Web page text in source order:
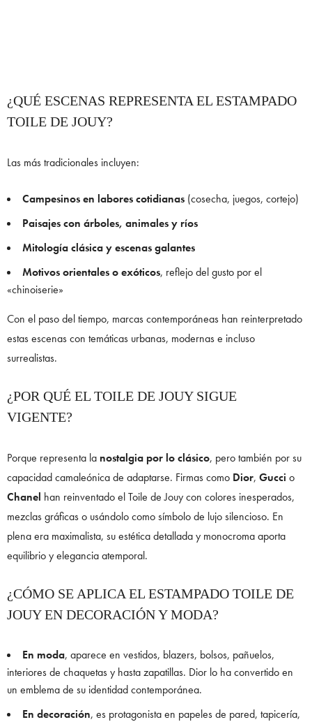
¿QUÉ ESCENAS REPRESENTA EL ESTAMPADO
TOILE DE JOUY?
Las más tradicionales incluyen:
Campesinos en labores cotidianas (cosecha, juegos, cortejo)
Paisajes con árboles, animales y ríos
Mitología clásica y escenas galantes
Motivos orientales o exóticos, reflejo del gusto por el
«chinoiserie»
Con el paso del tiempo, marcas contemporáneas han reinterpretado
estas escenas con temáticas urbanas, modernas e incluso
surrealistas.
¿POR QUÉ EL TOILE DE JOUY SIGUE
VIGENTE?
Porque representa la nostalgia por lo clásico, pero también por su
capacidad camaleónica de adaptarse. Firmas como Dior, Gucci o
Chanel han reinventado el Toile de Jouy con colores inesperados,
mezclas gráficas o usándolo como símbolo de lujo silencioso. En
plena era maximalista, su estética detallada y monocroma aporta
equilibrio y elegancia atemporal.
¿CÓMO SE APLICA EL ESTAMPADO TOILE DE
JOUY EN DECORACIÓN Y MODA?
En moda, aparece en vestidos, blazers, bolsos, pañuelos,
interiores de chaquetas y hasta zapatillas. Dior lo ha convertido en
un emblema de su identidad contemporánea.
En decoración, es protagonista en papeles de pared, tapicería,